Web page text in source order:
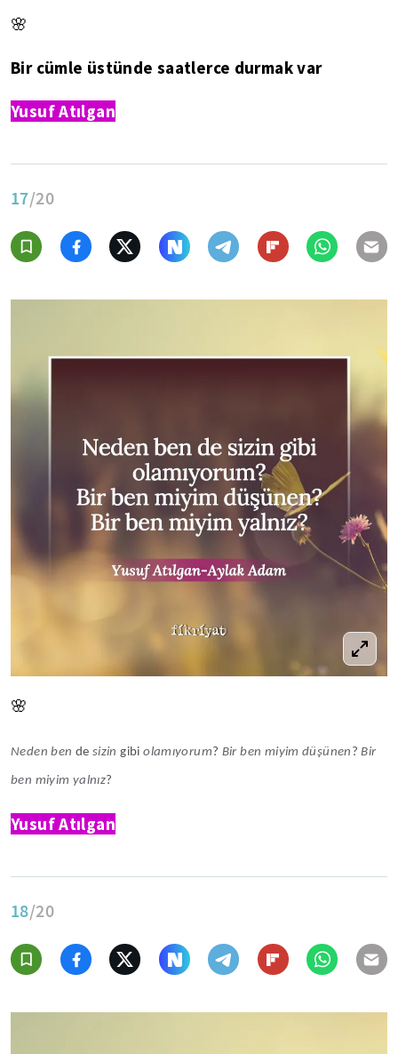
🌸
Bir cümle üstünde saatlerce durmak var
Yusuf Atılgan
17/20
🌸
Neden ben de sizin gibiolamıyorum? Bir ben miyim düşünen ?Bir
ben miyim yalnız?
Yusuf Atılgan
18/20